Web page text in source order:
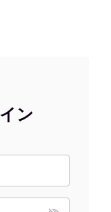
ン